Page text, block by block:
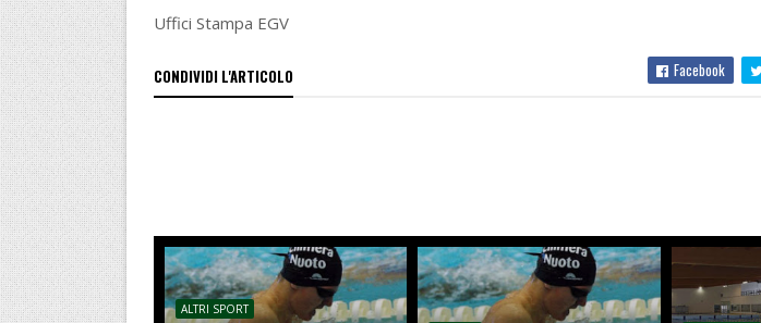
Uffici Stampa EGV
CONDIVIDI L'ARTICOLO Facebook
ALTRI SPORT